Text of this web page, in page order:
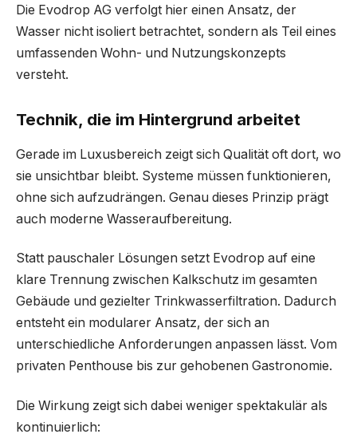
Die Evodrop AG verfolgt hier einen Ansatz, der
Wasser nicht isoliert betrachtet, sondern als Teil eines
umfassenden Wohn- und Nutzungskonzepts
versteht.
Technik, die im Hintergrund arbeitet
Gerade im Luxusbereich zeigt sich Qualität oft dort, wo
sie unsichtbar bleibt. Systeme müssen funktionieren,
ohne sich aufzudrängen. Genau dieses Prinzip prägt
auch moderne Wasseraufbereitung.
Statt pauschaler Lösungen setzt Evodrop auf eine
klare Trennung zwischen Kalkschutz im gesamten
Gebäude und gezielter Trinkwasserfiltration. Dadurch
entsteht ein modularer Ansatz, der sich an
unterschiedliche Anforderungen anpassen lässt. Vom
privaten Penthouse bis zur gehobenen Gastronomie.
Die Wirkung zeigt sich dabei weniger spektakulär als
kontinuierlich: